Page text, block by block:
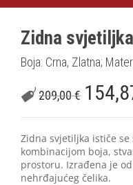
Zidna
Boja: Crna, Zlatna;
209,00€
Zidna svjetiljka ističe
kombinacijom boja,
prostoru. Izrađena je
nehrđajućeg čelika.